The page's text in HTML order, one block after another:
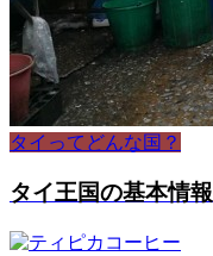
タイってどんな国？
タイ王国の基本情報